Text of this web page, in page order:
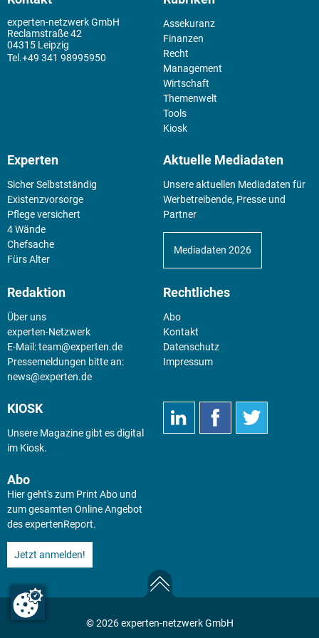
experten-netzwerk GmbH
Reclamstraße 42
04315 Leipzig
+49 341 98995950
Assekuranz
Finanzen
Recht
Management
Wirtschaft
Themenwelt
Tools
Kiosk
Experten
Sicher Selbstständig
Existenz­vorsorge
Pflege versichert
4 Wände
Chefsache
Fürs Alter
Aktuelle Mediadaten
Unsere aktuellen Mediadaten für
Werbetreibende, Presse und
Partner
Mediadaten 2026
Redaktion
Über uns
experten-Netzwerk
E-Mail:team@experten.de
Pressemeldungen bitte an:
news@experten.de
Rechtliches
Abo
Kontakt
Datenschutz
Impressum
KIOSK
Unsere Magazine gibt es digital
im Kiosk.
Abo
Hier geht's zum Print Abo und
zum gesamten Online Angebot
des expertenReport.
Jetzt anmelden!
© 2026 experten-netzwerk GmbH